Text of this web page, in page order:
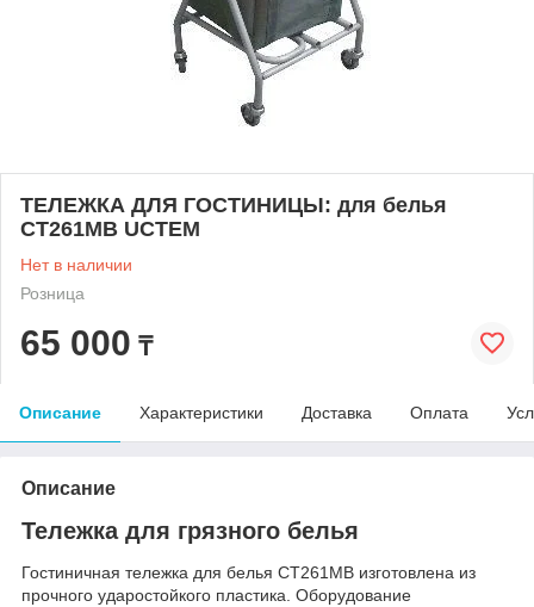
ТЕЛЕЖКА ДЛЯ ГОСТИНИЦЫ: для белья
CT261MB UCTEM
Нет в наличии
Розница
65 000 ₸
Описание Характеристики Доставка Оплата
Описание
Тележка для грязного белья
Гостиничная тележка для белья CT261MB изготовлена из
прочного ударостойкого пластика. Оборудование